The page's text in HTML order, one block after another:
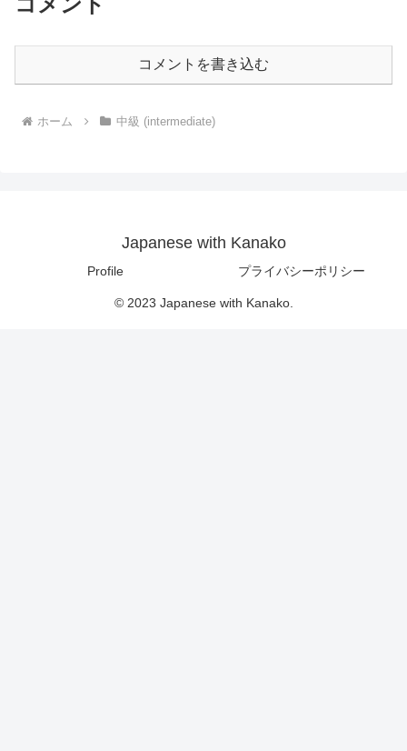
コメントを書き込む
ホーム 中級 (intermediate)
Japanese with Kanako
Profile プライバシーポリシー
© 2023 Japanese with Kanako.